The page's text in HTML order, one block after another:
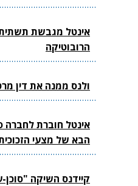
אינטל מגבשת תשתית
הרובוטיקה
ולנס ממנה את דין
אינטל חוברת לחברה
הבא של מצעי
קיידנס השיקה